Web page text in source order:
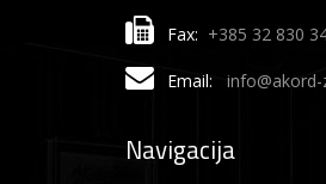
Fax: +385 32 830
Email:
Navigacija